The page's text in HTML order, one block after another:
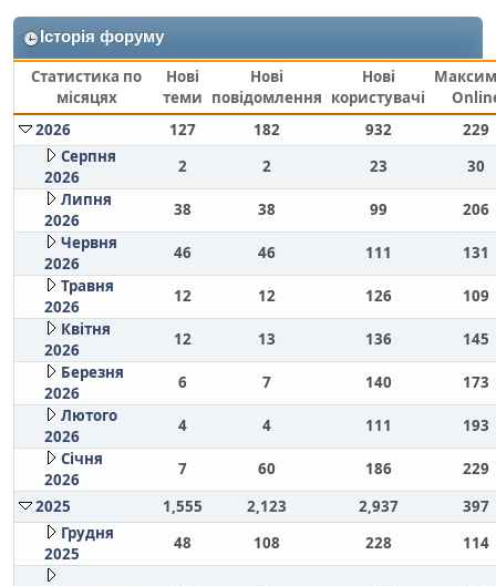
Історія форуму
Статистика по
місяцях
Нові
теми
Нові
повідомлення
Нові
користувачі
2026
127 182 932
229
Серпня
2026
2 2 23
30
Липня
2026
38 38 99
206
Червня
2026
46 46 111
131
Травня
2026
12 12 126
109
Квітня
2026
12 13 136
145
Березня
2026
6 7 140
173
Лютого
2026
4 4 111
193
Січня
2026
7 60 186
229
2025
1,555 2,123 2,937
397
Грудня
2025
48 108 228 114